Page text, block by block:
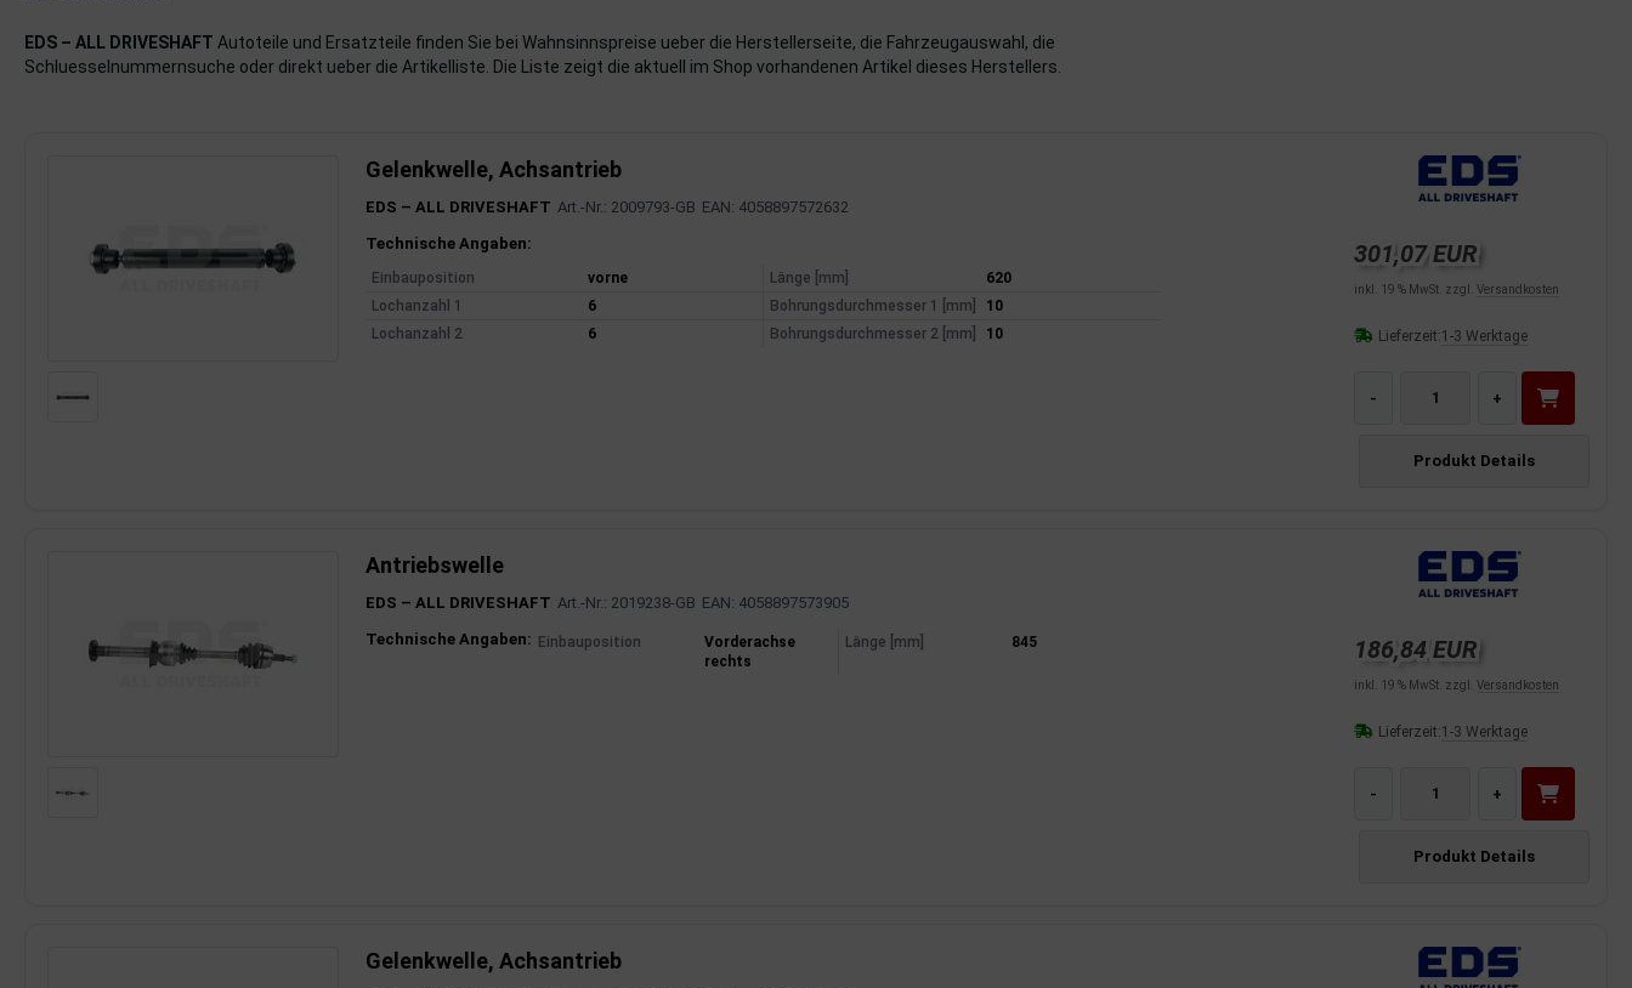
EDS – ALL DRIVESHAFT Autoteile und Ersatzteile finden Sie bei Wahnsinnspreise ueber die Herstellerseite, die Fahrzeugauswahl, die
Schluesselnummernsuche oder direkt ueber die Artikelliste. Die Liste zeigt die aktuell im Shop vorhandenen Artikel dieses Herstellers.
Gelenkwelle, Achsantrieb
EDS – ALL DRIVESHAFT Art.-Nr.: 2009793-GB EAN: 4058897572632
Produktinformationen
Technische Angaben:
Einbauposition vorne Länge [mm]
620
Lochanzahl 1
6 Bohrungsdurchmesser 1 [mm]
10
Lochanzahl 2
6 Bohrungsdurchmesser 2 [mm] 10
301,07 EUR
inkl. 19 % MwSt. zzgl. Versandkosten
Lieferzeit:1-3 Werktage
- +
Produkt Details
Antriebswelle
EDS – ALL DRIVESHAFT Art.-Nr.: 2019238-GB EAN: 4058897573905
Produktinformationen
Technische Angaben: Einbauposition
Vorderachse
rechts
Länge [mm] 845 186,84 EUR
inkl. 19 % MwSt. zzgl. Versandkosten
Lieferzeit:1-3 Werktage
- +
Produkt Details
Gelenkwelle, Achsantrieb